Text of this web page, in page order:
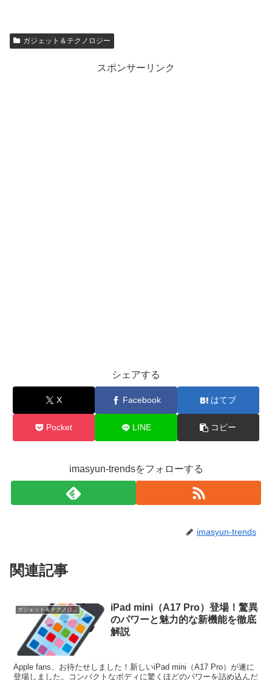
ガジェット＆テクノロジー
スポンサーリンク
シェアする
X Facebook はてブ
Pocket LINE コピー
imasyun-trendsをフォローする
imasyun-trends
関連記事
ガジェット＆テクノロジー
iPad mini（A17 Pro）登場！驚異
のパワーと魅力的な新機能を徹底
解説
Apple fans、お待たせしました！新しいiPad mini（A17 Pro）が遂に
登場しました。コンパクトなボディに驚くほどのパワーを詰め込んだ